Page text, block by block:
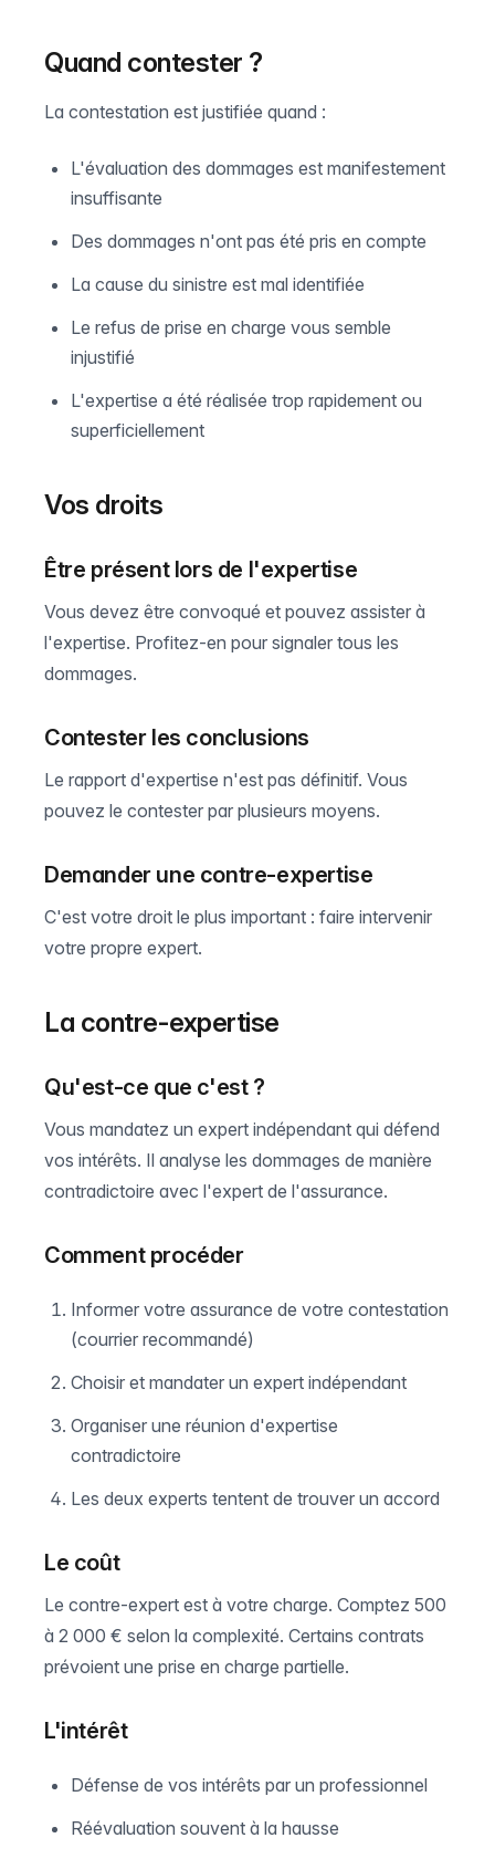
Quand contester ?
La contestation est justifiée quand :
L'évaluation des dommages est manifestement
insuffisante
Des dommages n'ont pas été pris en compte
La cause du sinistre est mal identifiée
Le refus de prise en charge vous semble
injustifié
L'expertise a été réalisée trop rapidement ou
superficiellement
Vos droits
Être présent lors de l'expertise
Vous devez être convoqué et pouvez assister à
l'expertise. Profitez-en pour signaler tous les
dommages.
Contester les conclusions
Le rapport d'expertise n'est pas définitif. Vous
pouvez le contester par plusieurs moyens.
Demander une contre-expertise
C'est votre droit le plus important : faire intervenir
votre propre expert.
La contre-expertise
Qu'est-ce que c'est ?
Vous mandatez un expert indépendant qui défend
vos intérêts. Il analyse les dommages de manière
contradictoire avec l'expert de l'assurance.
Comment procéder
Informer votre assurance de votre contestation
(courrier recommandé)
Choisir et mandater un expert indépendant
Organiser une réunion d'expertise
contradictoire
Les deux experts tentent de trouver un accord
Le coût
Le contre-expert est à votre charge. Comptez 500
à 2 000 € selon la complexité. Certains contrats
prévoient une prise en charge partielle.
L'intérêt
Défense de vos intérêts par un professionnel
Réévaluation souvent à la hausse